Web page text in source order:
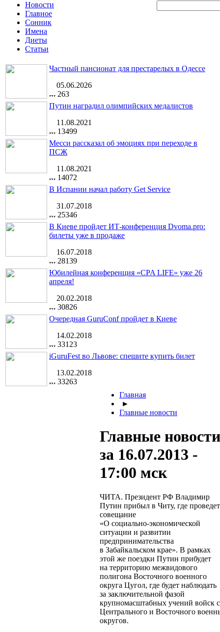
Новости
Главное
Сонник
Имена
Диеты
Статьи
Частный пансионат для престарелых в Одессе
05.06.2026
263
Путин наградил олимпийских медалистов
11.08.2021
13499
Месси рассказал об эмоциях при переходе в
ПСЖ
11.08.2021
14072
В Испании начал работу Get Service
31.07.2018
25346
В Киеве пройдет ИТ-конференция Dvoma.pro:
билеты уже в продаже
16.07.2018
28139
Юбилейная конференция «CPA LIFE» уже 26
апреля!
20.02.2018
30826
Очередная GuruConf пройдет в Киеве
14.02.2018
33123
iGuruFest во Львове: спешите купить билет
13.02.2018
33263
Главная
►
Главные новости
Главные новости
за 16.07.2013 -
17:00 мск
ЧИТА. Президент РФ Владимир
Путин прибыл в Читу, где проведет
совещание
«О социально-экономической
ситуации и развитии
предпринимательства
в Забайкальском крае». В рамках
этой же поездки Путин прибудет
на территорию межвидового
полигона Восточного военного
округа Цугол, где будет наблюдать
за заключительной фазой
крупномасштабных учений войск
Центрального и Восточного
округов.